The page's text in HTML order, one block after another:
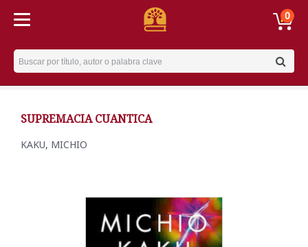
0
Username
SUPREMACIA CUANTICA
KAKU, MICHIO